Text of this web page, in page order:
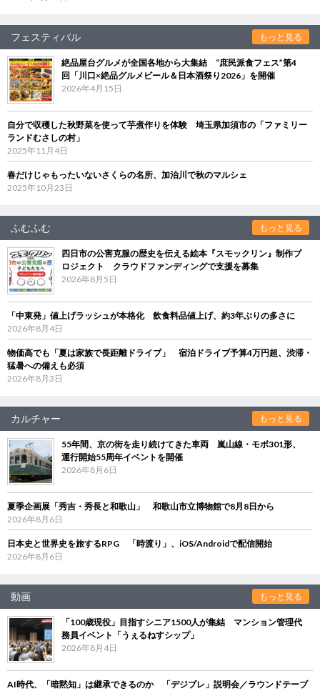
フェスティバル もっと見る
絶品屋台グルメが全国各地から大集結 “庶民派食フェス”第4
回「川口×絶品グルメビール＆日本酒祭り2026」を開催
2026年4月15日
自分で収穫した秋野菜を使って芋煮作りを体験 埼玉県加須市の「ファミリー
ランドむさしの村」
2025年11月4日
春だけじゃもったいないさくらの名所、加治川で秋のマルシェ
2025年10月23日
ふむふむ もっと見る
四日市の公害克服の歴史を伝える絵本『スモックリン』制作プ
ロジェクト クラウドファンディングで支援を募集
2026年8月5日
「中東発」値上げラッシュが本格化 飲食料品値上げ、約3年ぶりの多さに
2026年8月4日
物価高でも「夏は家族で長距離ドライブ」 宿泊ドライブ予算4万円超、渋滞・
猛暑への備えも必須
2026年8月3日
カルチャー もっと見る
55年間、京の街を走り続けてきた車両 嵐山線・モボ301形、
運行開始55周年イベントを開催
2026年8月6日
夏季企画展「秀吉・秀長と和歌山」 和歌山市立博物館で8月8日から
2026年8月6日
日本史と世界史を旅するRPG 「時渡り」、iOS/Androidで配信開始
2026年8月6日
動画 もっと見る
「100歳現役」目指すシニア1500人が集結 マンション管理代
務員イベント「うぇるねすシップ」
2026年8月4日
AI時代、「暗黙知」は継承できるのか 「デジブレ」説明会／ラウンドテーブ